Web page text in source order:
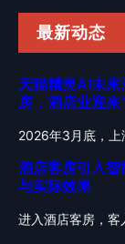
最新动态
天猫精灵AI未
房，酒店业迎来
2026年3月底，
酒店客房引入
与实际效果
进入酒店客房，